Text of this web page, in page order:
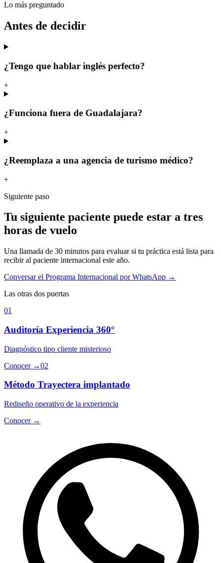
Lo más preguntado
Antes de decidir
¿Tengo que hablar inglés perfecto?
+
¿Funciona fuera de Guadalajara?
+
¿Reemplaza a una agencia de turismo médico?
+
Siguiente paso
Tu siguiente paciente puede estar a tres
horas de vuelo
Una llamada de 30 minutos para evaluar si tu práctica está lista para
recibir al paciente internacional este año.
Conversar el Programa Internacional por WhatsApp →
Las otras dos puertas
01
Auditoría Experiencia 360°
Diagnóstico tipo cliente misterioso
Conocer→02
Método Trayectera implantado
Rediseño operativo de la experiencia
Conocer→